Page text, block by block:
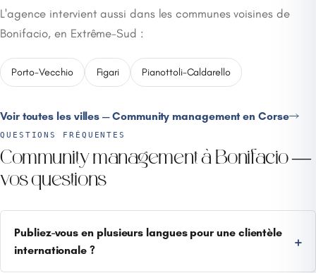
L'agence intervient aussi dans les communes voisines de
Bonifacio, en Extrême-Sud :
Porto-Vecchio Figari Pianottoli-Caldarello
Voir toutes les villes — Community management en Corse
QUESTIONS FRÉQUENTES
Community management à Bonifacio —
vos questions
Publiez-vous en plusieurs langues pour une clientèle
internationale ?